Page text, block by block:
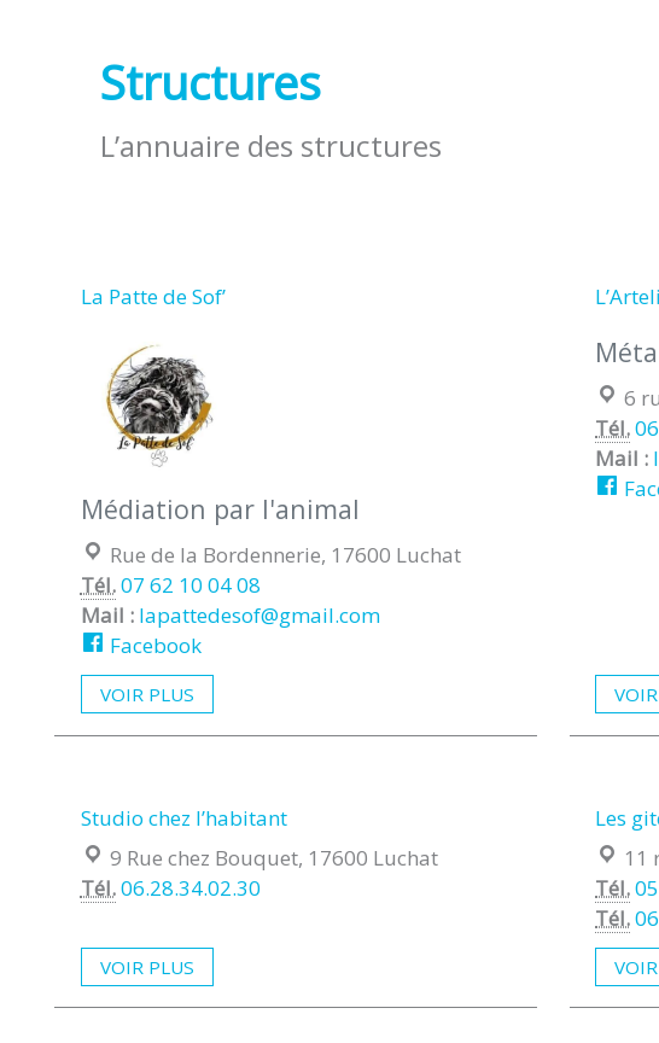
Structures
L’annuaire des structures
La Patte de Sof’
Médiation par l'animal
Localisation :
Rue de la Bordennerie, 17600 Luchat
Tél.07 62 10 04 08
Mail : lapattedesof@gmail.com
Facebook
VOIR PLUS
6
Tél.
Mail :
Studio chez l’habitant
Localisation :
9 Rue chez Bouquet, 17600 Luchat
Tél.06.28.34.02.30
VOIR PLUS
Les
11
Tél.
Tél.